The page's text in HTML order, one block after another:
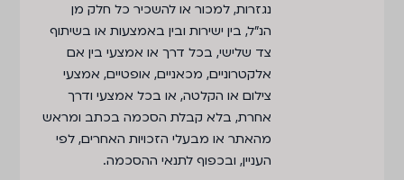
נגזרות, למכור או להשכיר כל חלק מן
הנ"ל, בין ישירות ובין באמצעות או בשיתוף
צד שלישי, בכל דרך או אמצעי בין אם
אלקטרוניים, מכאניים, אופטיים, אמצעי
צילום או הקלטה, או בכל אמצעי ודרך
אחרת, בלא קבלת הסכמה בכתב ומראש
מהאתר או מבעלי הזכויות האחרים, לפי
העניין, ובכפוף לתנאי ההסכמה.